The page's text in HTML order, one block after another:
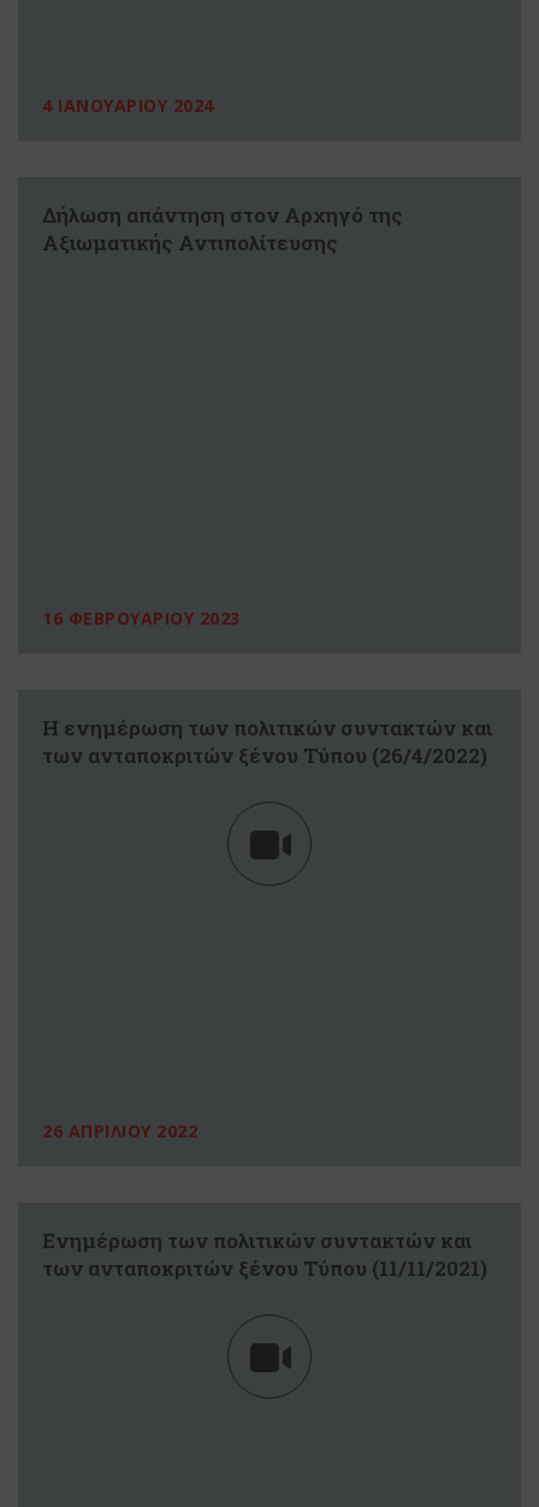
4 ΙΑΝΟΥΑΡΙΟΥ 2024
Δήλωση απάντηση στον Αρχηγό της
Αξιωματικής Αντιπολίτευσης
16 ΦΕΒΡΟΥΑΡΙΟΥ 2023
Η ενημέρωση των πολιτικών συντακτών και
των ανταποκριτών ξένου Τύπου (26/4/2022)
26 ΑΠΡΙΛΙΟΥ 2022
Ενημέρωση των πολιτικών συντακτών και
των ανταποκριτών ξένου Τύπου (11/11/2021)